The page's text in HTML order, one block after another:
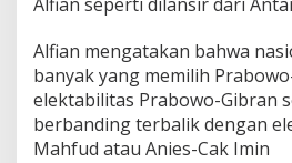
r
e
n
,
A
n
Alfian mengatakan bahwa
banyak yang memilih
elektabilitas Prabowo-Gibran
berbanding terbalik dengan
Mahfud atau Anies-Cak Imin